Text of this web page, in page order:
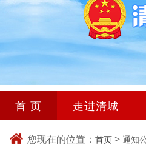
首 页 走进清城
您现在的位置： 首页 > 通知